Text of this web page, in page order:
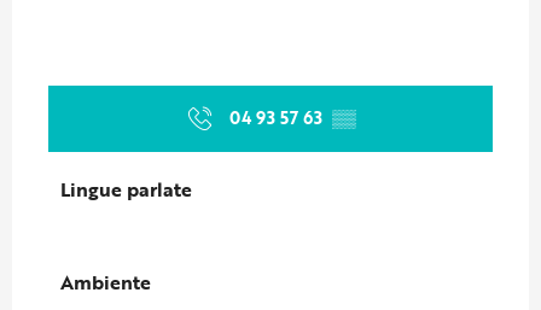
04 93 57 63 ▒▒
Lingue parlate
Lingue parlate
Ambiente
Ambiente